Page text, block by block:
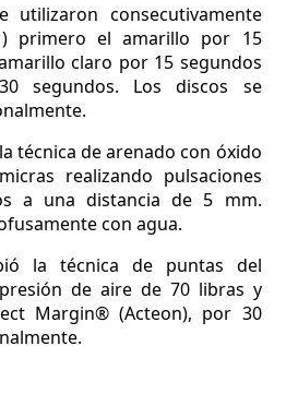
consecutivamente
primero el amarillo por 15
claro por 15 segundos
segundos. Los discos se
técnica de arenado con óxido
realizando pulsaciones
a una distancia de 5 mm.
con agua.
la técnica de puntas del
de aire de 70 libras y
Margin® (Acteon), por 30